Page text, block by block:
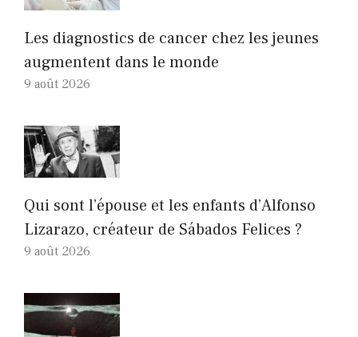
Les diagnostics de cancer chez les jeunes
augmentent dans le monde
9 août 2026
Qui sont l’épouse et les enfants d’Alfonso
Lizarazo, créateur de Sábados Felices ?
9 août 2026